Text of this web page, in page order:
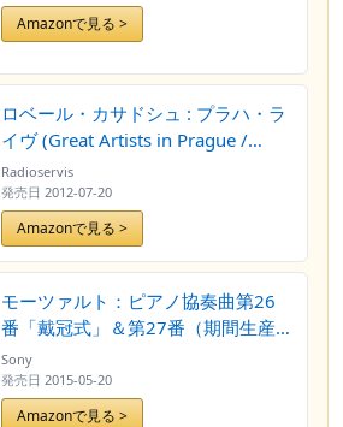
Amazonで見る >
ロベール・カサドシュ : プラハ・ラ
イヴ (Great Artists in Prague /
Robert Casadesus) [輸入盤]
Radioservis
発売日 2012-07-20
Amazonで見る >
モーツァルト：ピアノ協奏曲第26
番「戴冠式」＆第27番（期間生産
限定盤）
Sony
発売日 2015-05-20
Amazonで見る >